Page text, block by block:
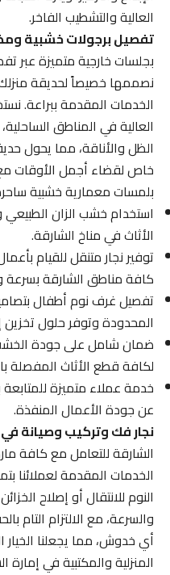
العالية والتشطيب الفاخر.
تفصيل برجولات خشبية
بجلسات خارجية متميزة عبر
نصممها خصيصاً لحديقة
الخدمات المقدمة ببراعة.
العالية في المناطق الساحلية،
الظل والأناقة، مما يحول
خاص لقضاء أجمل الأوقات مع
بلمسات معمارية خشبية ساحرة.
استخدام خشب الزان الطبيعي
الأثاث في مناخ الشارقة.
توفير نجار متنقل للقيام بأعمال
كافة مناطق الشارقة بسرعة
تفصيل غرف نوم أطفال بتصاميم
المحدودة وتوفر حلول تخزين
ضمان شامل على جودة الخشب
لكافة قطع الأثاث المفصلة
خدمة عملاء متميزة للمتابعة
عن جودة الأعمال المنفذة.
نجار فك وتركيب وصيانة في
الشارقة للتعامل مع كافة
الخدمات المقدمة لعملائنا
النوم للانتقال أو إصلاح
والسرعة، مع الالتزام التام
أي خدوش، مما يجعلنا الخيار
المنزلية والمكتبية في إمارة